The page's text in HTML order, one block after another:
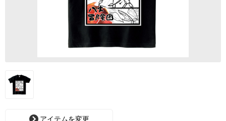
アイテムを変更